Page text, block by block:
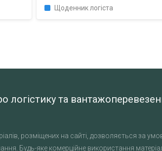
Щоденник логіста
логістику та
розміщених на сайті, дозволяється за
Будь-яке комерційне використання